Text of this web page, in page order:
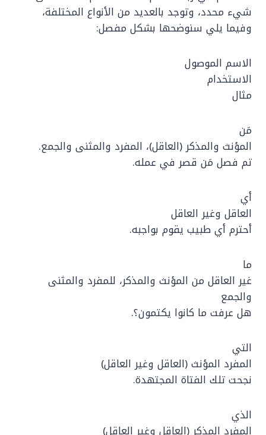
شيء محدد، وتوجد بالعديد من الأنواع المختلفة،
وفيما يلي سنوضحها بشكل مفصل:
الاسم الموصول
الاستخدام
مثال
مَن
المؤنث والمذكر (العاقل)، المفرد والمثنى والجمع.
تم فصل مَن قصر في عمله.
أي
العاقل وغير العاقل
أحترم أي طبيب يقوم بواجبه.
ما
غير العاقل من المؤنث والمذكر، للمفرد والمثنى
والجمع
هل عرفت ما كانوا يكتمون؟.
التي
المفرد المؤنث (العاقل وغير العاقل)
نجحت تلك الفتاة المجتهدة.
الذي
المفرد المذكر (العاقل وغير العاقل)